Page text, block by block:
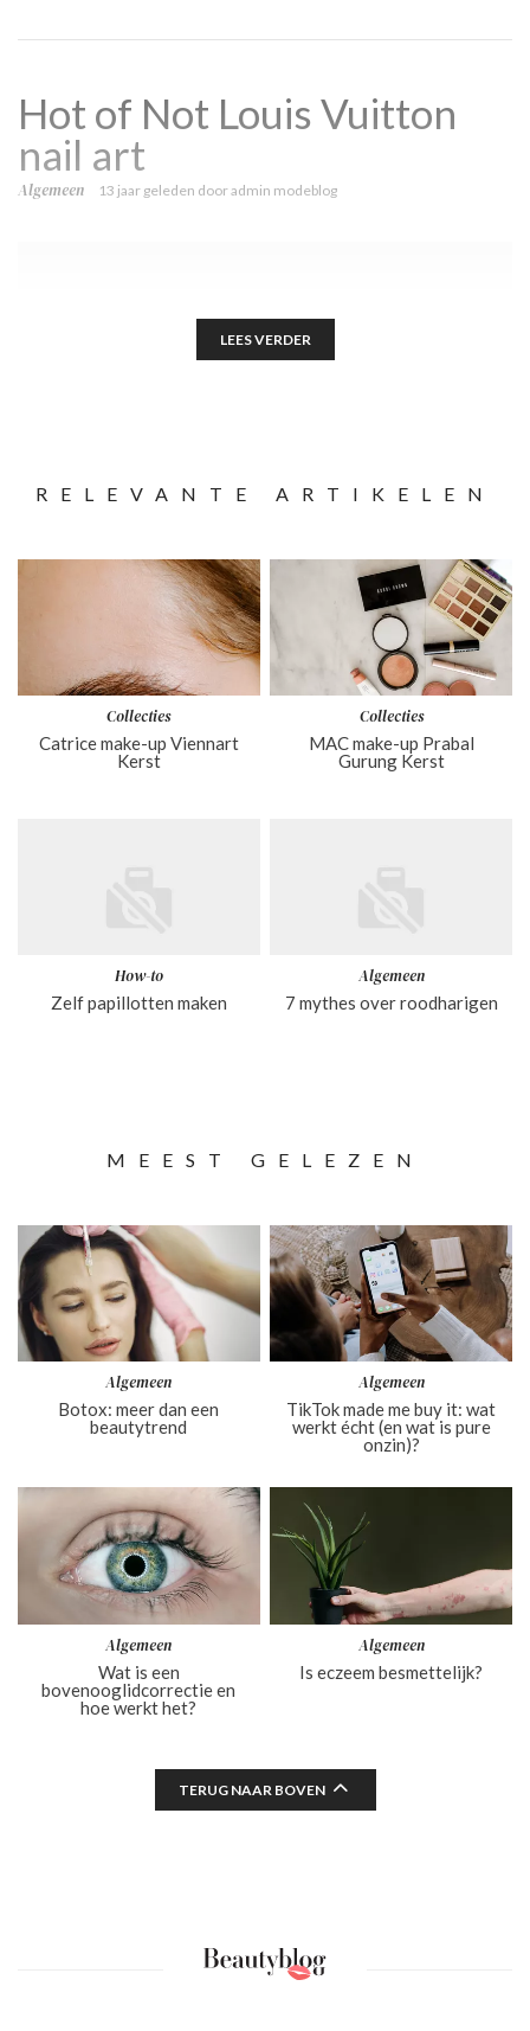
Hot of Not Louis Vuitton
nail art
Algemeen 13 jaar geleden dooradmin modeblog
LEES VERDER
RELEVANTE ARTIKELEN
Collecties
Catrice make-up Viennart
Kerst
Collecties
MAC make-up Prabal
Gurung Kerst
How-to
Zelf papillotten maken
Algemeen
7 mythes over roodharigen
MEEST GELEZEN
Algemeen
Botox: meer dan een
beautytrend
Algemeen
TikTok made me buy it: wat
werkt écht (en wat is pure
onzin)?
Algemeen
Wat is een
bovenooglidcorrectie en
hoe werkt het?
Algemeen
Is eczeem besmettelijk?
TERUG NAAR BOVEN